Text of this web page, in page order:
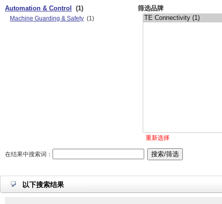
Automation & Control (1)
Machine Guarding & Safety (1)
筛选品牌
重新选择
在结果中搜索词：
以下搜索结果